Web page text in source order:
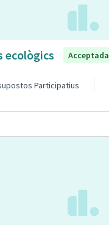
ecològics Acceptada
Participatius